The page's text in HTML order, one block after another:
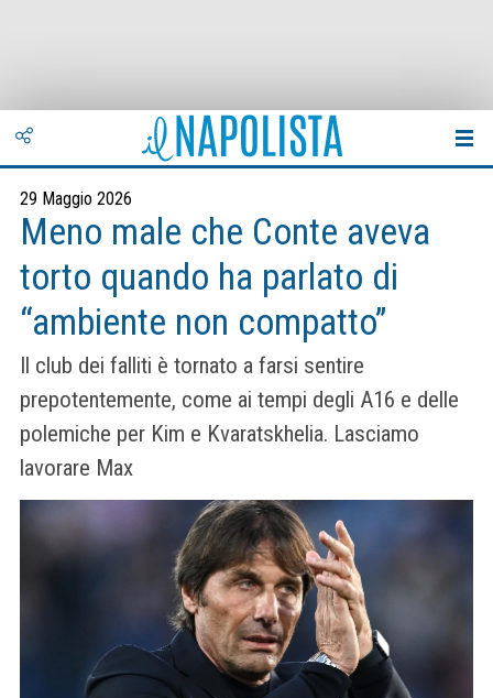
29 Maggio 2026
Meno male che Conte aveva
torto quando ha parlato di
“ambiente non compatto”
Il club dei falliti è tornato a farsi sentire
prepotentemente, come ai tempi degli A16 e delle
polemiche per Kim e Kvaratskhelia. Lasciamo
lavorare Max